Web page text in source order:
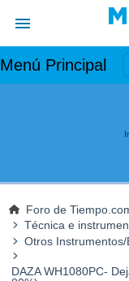
Menú Principal
Foro de
Técnica e
Otros
DAZA WH1080PC-